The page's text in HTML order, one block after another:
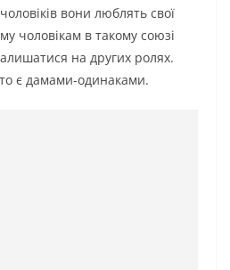
вони люблять свої
чоловікам в такому союзі
на других ролях.
є дамами-одинаками.